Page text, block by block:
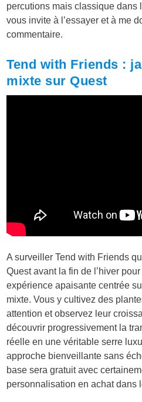
percutions mais classique dans
vous invite à l’essayer et à me
commentaire.
Tend with Friends :
mixte sur Quest
A surveiller Tend with Friends
Quest avant la fin de l’hiver
expérience apaisante centrée
mixte. Vous y cultivez des
attention et observez leur
découvrir progressivement la
réelle en une véritable serre
approche bienveillante sans
base sera gratuit avec
personnalisation en achat dans